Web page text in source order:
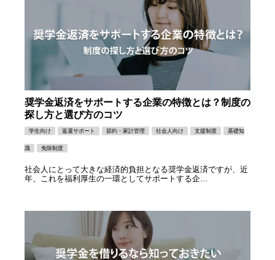
奨学金返済をサポートする企業の特徴とは？制度の
探し方と選び方のコツ
学生向け 返還サポート 節約・家計管理 社会人向け 支援制度 基礎知
識 免除制度
社会人にとって大きな経済的負担となる奨学金返済ですが、近
年、これを福利厚生の一環としてサポートする企...